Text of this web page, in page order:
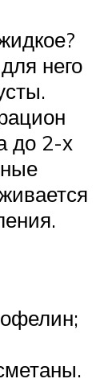
него
до 2-х